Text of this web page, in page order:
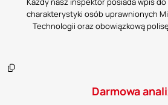
charakterystyki osób uprawnionych
Technologii oraz obowiązkową
Darmowa